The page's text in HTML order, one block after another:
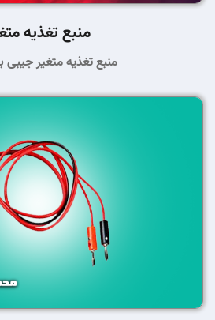
منبع تغذیه
منبع تغذیه متغیر جیبی